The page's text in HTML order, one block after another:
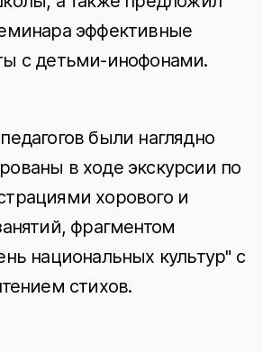
эффективные
с детьми-инофонами.
были наглядно
в ходе экскурсии по
хорового и
фрагментом
национальных культур" с
стихов.